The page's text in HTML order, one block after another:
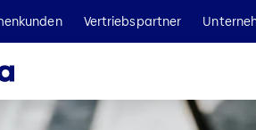
Vertriebspartner